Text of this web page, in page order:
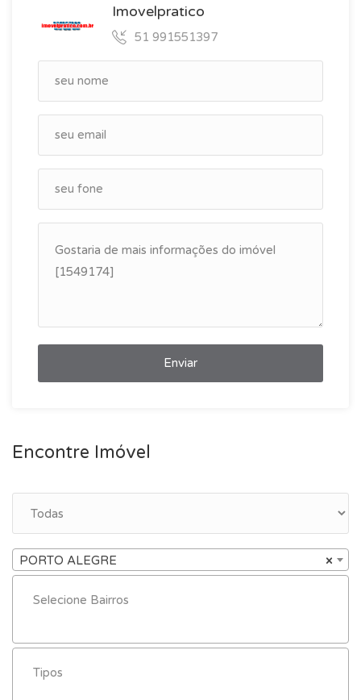
Imovelpratico
51 991551397
Enviar
Encontre Imóvel
×
PORTO ALEGRE